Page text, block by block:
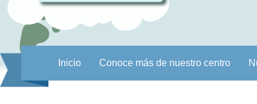
Inicio Conoce más de nuestro centro